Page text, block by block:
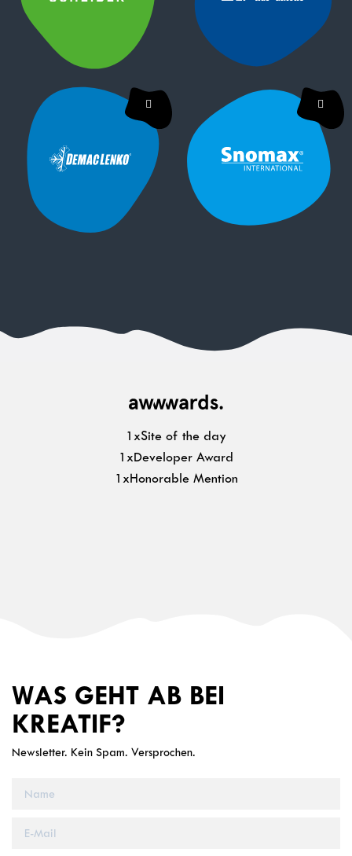
1xSite of the day
1xDeveloper Award
1xHonorable Mention
WAS GEHT AB BEI
KREATIF?
Newsletter. Kein Spam. Versprochen.